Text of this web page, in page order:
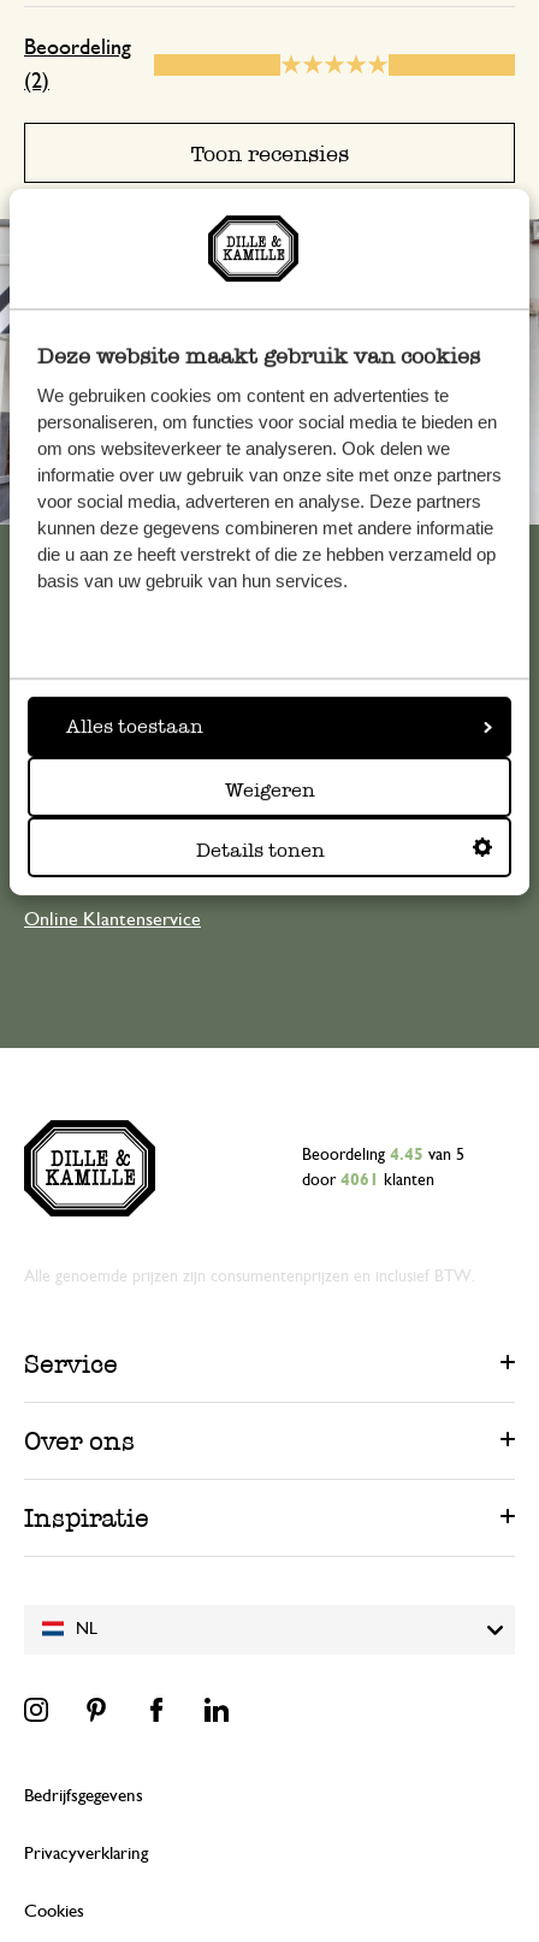
Deze website maakt gebruik van cookies
We gebruiken cookies om content en advertenties te
personaliseren, om functies voor social media te bieden en
om ons websiteverkeer te analyseren. Ook delen we
informatie over uw gebruik van onze site met onze partners
voor social media, adverteren en analyse. Deze partners
kunnen deze gegevens combineren met andere informatie
die u aan ze heeft verstrekt of die ze hebben verzameld op
basis van uw gebruik van hun services.
Alles toestaan
Weigeren
Details tonen
Beoordeling
(2)
Toon recensies
Altijd in de buurt
Bekijk alle 62 winkels
Klantenservice
Voor vragen, tips of hulp kun je contact opnemen met onze
klantenservice. Of bekijk hier het antwoord op de
klantenservice@dille-kamille.com
Online Klantenservice
NL
Beoordeling 4.45 van 5
door 4061 klanten
Alle genoemde prijzen zijn consumentenprijzen en inclusief BTW.
Service
Over ons
Inspiratie
Bedrijfsgegevens
Privacyverklaring
Cookies